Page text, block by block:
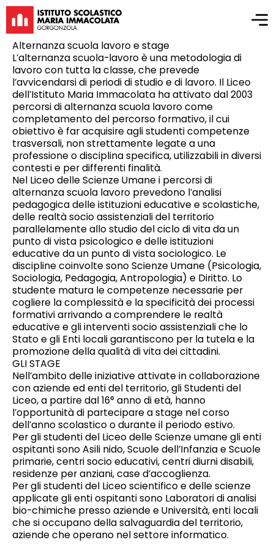
Alternanza scuola lavoro e stage
L’alternanza scuola-lavoro è una metodologia di
lavoro con tutta la classe, che prevede
l’avvicendarsi di periodi di studio e di lavoro. Il Liceo
dell’Istituto Maria Immacolata ha attivato dal 2003
percorsi di alternanza scuola lavoro come
completamento del percorso formativo, il cui
obiettivo è far acquisire agli studenti competenze
trasversali, non strettamente legate a una
professione o disciplina specifica, utilizzabili in diversi
contesti e per differenti finalità.
Nel Liceo delle Scienze Umane i percorsi di
alternanza scuola lavoro prevedono l’analisi
pedagogica delle istituzioni educative e scolastiche,
delle realtà socio assistenziali del territorio
parallelamente allo studio del ciclo di vita da un
punto di vista psicologico e delle istituzioni
educative da un punto di vista sociologico. Le
discipline coinvolte sono Scienze Umane (Psicologia,
Sociologia, Pedagogia, Antropologia) e Diritto. Lo
studente matura le competenze necessarie per
cogliere la complessità e la specificità dei processi
formativi arrivando a comprendere le realtà
educative e gli interventi socio assistenziali che lo
Stato e gli Enti locali garantiscono per la tutela e la
promozione della qualità di vita dei cittadini.
GLI STAGE
Nell’ambito delle iniziative attivate in collaborazione
con aziende ed enti del territorio, gli Studenti del
Liceo, a partire dal 16° anno di età, hanno
l’opportunità di partecipare a stage nel corso
dell’anno scolastico o durante il periodo estivo.
Per gli studenti del Liceo delle Scienze umane gli enti
ospitanti sono Asili nido, Scuole dell’Infanzia e Scuole
primarie, centri socio educativi, centri diurni disabili,
residenze per anziani, case d’accoglienza.
Per gli studenti del Liceo scientifico e delle scienze
applicate gli enti ospitanti sono Laboratori di analisi
bio-chimiche presso aziende e Università, enti locali
che si occupano della salvaguardia del territorio,
aziende che operano nel settore informatico.